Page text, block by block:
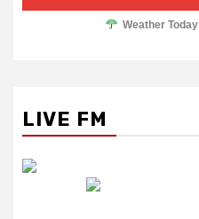
Weather Today
LIVE FM